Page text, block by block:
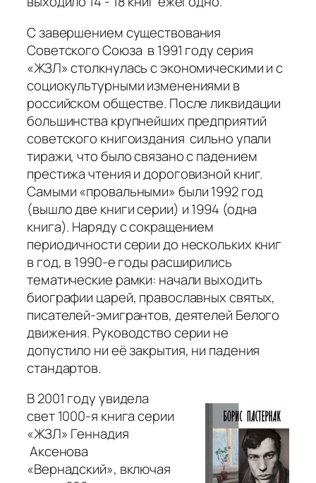
С завершением существования
Советского Союза в 1991 году серия
«ЖЗЛ» столкнулась с экономическими и с
социокультурными изменениями в
российском обществе. После ликвидации
большинства крупнейших предприятий
советского книгоиздания сильно упали
тиражи, что было связано с падением
престижа чтения и дороговизной книг.
Самыми «провальными» были 1992 год
(вышло две книги серии) и 1994 (одна
книга). Наряду с сокращением
периодичности серии до нескольких книг
в год, в 1990-е годы расширились
тематические рамки: начали выходить
биографии царей, православных святых,
писателей-эмигрантов, деятелей Белого
движения. Руководство серии не
допустило ни её закрытия, ни падения
стандартов.
В 2001 году увидела
свет 1000-я книга серии
«ЖЗЛ» Геннадия
Аксенова
«Вернадский», включая